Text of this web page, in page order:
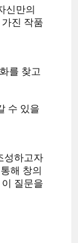
신만의
진 작품
를 찾고
수 있을
성하고자
해 창의
질문을